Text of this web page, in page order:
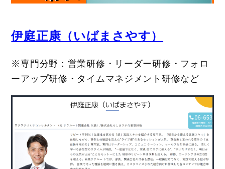
伊庭正康（いばまさやす）
※専門分野：営業研修・リーダー研修・フォロ
ーアップ研修・タイムマネジメント研修など